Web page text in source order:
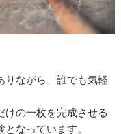
りながら、誰でも気軽
けの一枚を完成させる
なっています。